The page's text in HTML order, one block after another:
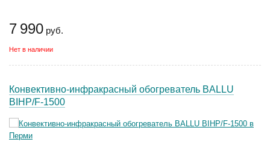
7 990 руб.
Нет в наличии
Конвективно-инфракрасный обогреватель BALLU
BIHP/F-1500